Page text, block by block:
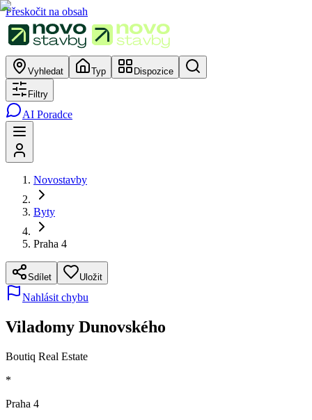
Přeskočit na obsah
Vyhledat Typ Dispozice
Filtry
AI Poradce
Novostavby
Byty
Praha 4
Sdílet Uložit
Nahlásit chybu
Viladomy Dunovského
Boutiq Real Estate
*
Praha 4